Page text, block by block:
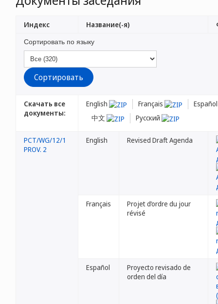
Сортировать по языку
Скачать все
документы:
English Français
中文
Русский
Индекс Название(-я)
PCT/WG/12/1
PROV. 2
English Revised Draft Agenda
Français
Projet d’ordre du jour
révisé
Español
Proyecto revisado de
orden del día